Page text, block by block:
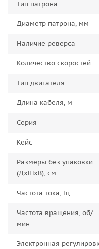
Тип патрона
Диаметр патрона, мм
Наличие реверса
Количество скоростей
Тип двигателя
Длина кабеля, м
Серия
Кейс
Размеры без упаковки
(ДxШxВ), см
Частота тока, Гц
Частота вращения, об/
мин
Электронная